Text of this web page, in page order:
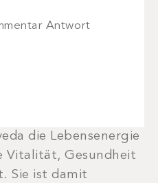
die Lebensenergie
Vitalität, Gesundheit
Sie ist damit
Antwort